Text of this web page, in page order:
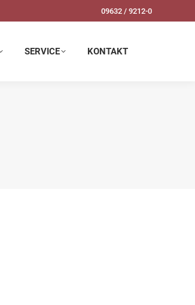
09632 / 9212-0
SERVICE KONTAKT